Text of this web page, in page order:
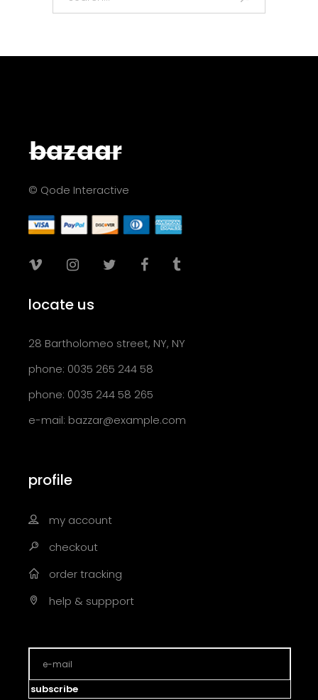
© Qode Interactive
locate us
28 Bartholomeo street, NY, NY
phone: 0035 265 244 58
phone: 0035 244 58 265
e-mail: bazzar@example.com
profile
my account
checkout
order tracking
help & suppport